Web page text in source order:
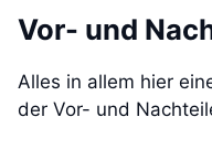
Vor- und
Alles in allem hier
der Vor- und